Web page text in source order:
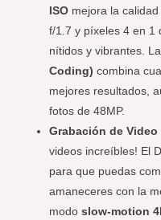
ISO mejora la
f/1.7 y píxeles 4 en 1
nítidos y vibrantes.
Coding) combina
mejores resultados,
fotos de 48MP.
Grabación de Video
videos increíbles! El
para que puedas
amaneceres con la
modoslow-motion